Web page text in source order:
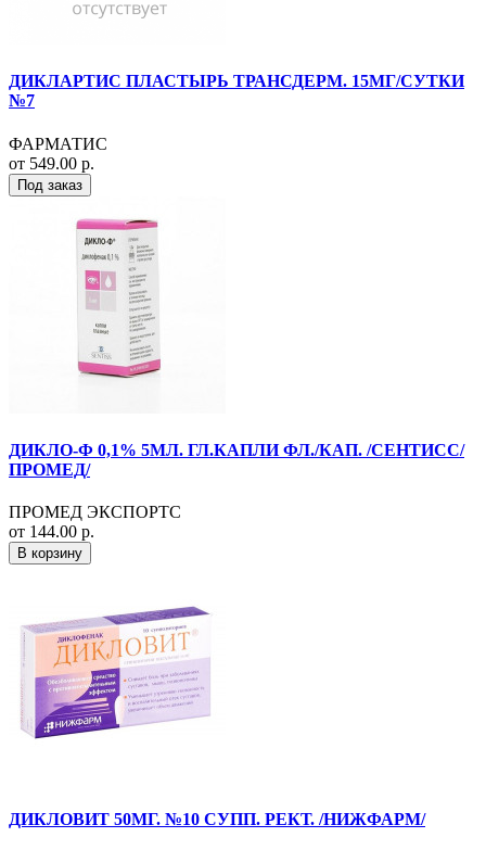
ДИКЛАРТИС ПЛАСТЫРЬ ТРАНСДЕРМ. 15МГ/СУТКИ
№7
ФАРМАТИС
от 549.00 р.
Под заказ
ДИКЛО-Ф 0,1% 5МЛ. ГЛ.КАПЛИ ФЛ./КАП. /СЕНТИСС/
ПРОМЕД/
ПРОМЕД ЭКСПОРТС
от 144.00 р.
В корзину
ДИКЛОВИТ 50МГ. №10 СУПП. РЕКТ. /НИЖФАРМ/